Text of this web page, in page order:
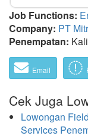
Job Functions:
Company: PT
Penempatan:
Email
Cek Juga
Lowongan
Services